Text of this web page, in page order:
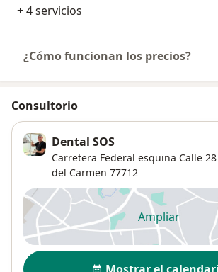
+ 4 servicios
¿Cómo funcionan los precios?
Consultorio
Dental SOS
Carretera Federal esquina Calle
del Carmen 77712
Ampliarse abre en
Disponibilidad